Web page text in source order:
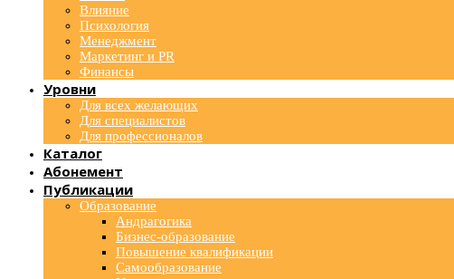
Влияние
Психология
Менеджмент
Маркетинг и PR
Финансы
Уровни
Для всех желающих
Для специалистов
Для профессионалов
Каталог
Абонемент
Публикации
Образование
Андрагогика
Бизнес-образование
Повышение квалификации
Самообразование